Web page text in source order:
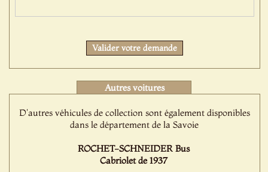
Valider votre demande
Autres voitures
D'autres véhicules de collection sont également disponibles
dans le département de la Savoie
ROCHET-SCHNEIDER Bus
Cabriolet de 1937